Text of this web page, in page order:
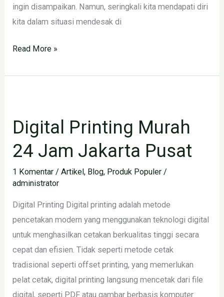
ingin disampaikan. Namun, seringkali kita mendapati diri
kita dalam situasi mendesak di
Read More »
Digital Printing Murah
24 Jam Jakarta Pusat
1 Komentar /Artikel, Blog, Produk Populer /
administrator
Digital Printing Digital printing adalah metode
pencetakan modern yang menggunakan teknologi digital
untuk menghasilkan cetakan berkualitas tinggi secara
cepat dan efisien. Tidak seperti metode cetak
tradisional seperti offset printing, yang memerlukan
pelat cetak, digital printing langsung mencetak dari file
digital, seperti PDF atau gambar berbasis komputer
Murah
Jam
Jakarta
Pusat